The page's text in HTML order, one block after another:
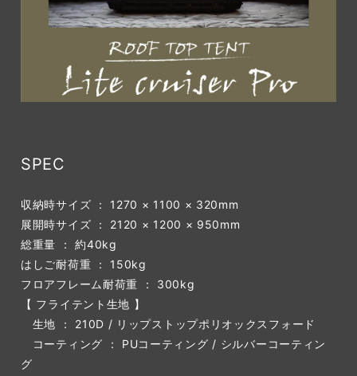
SPEC
収納時サイズ ： 1270 × 1100 × 320mm
展開時サイズ ： 2120 × 1200 × 950mm
総重量 ： 約40kg
はしご耐荷重 ： 150kg
フロアフレーム耐荷重 ： 300kg
【 フライテント生地 】
生地 ： 210D / リップストップポリオックスフォード
コーティング ： PUコーティング / シルバーコーティン
グ